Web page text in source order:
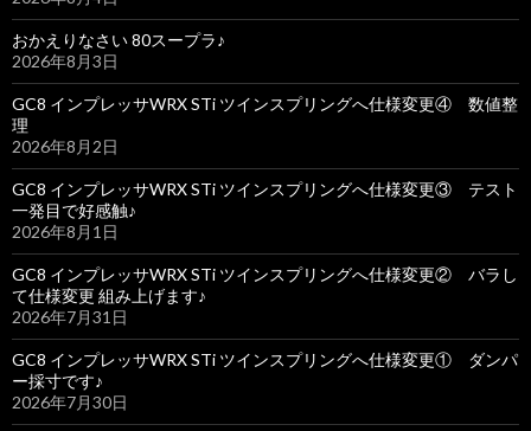
おかえりなさい 80スープラ♪
2026年8月3日
GC8 インプレッサWRX STi ツインスプリングへ仕様変更④ 数値整
理
2026年8月2日
GC8 インプレッサWRX STi ツインスプリングへ仕様変更③ テスト
一発目で好感触♪
2026年8月1日
GC8 インプレッサWRX STi ツインスプリングへ仕様変更② バラし
て仕様変更 組み上げます♪
2026年7月31日
GC8 インプレッサWRX STi ツインスプリングへ仕様変更① ダンパ
ー採寸です♪
2026年7月30日